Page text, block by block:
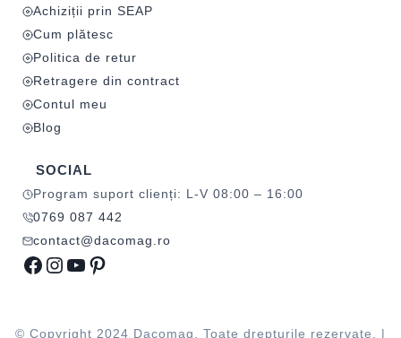
Achiziții prin SEAP
Cum plătesc
Politica de retur
Retragere din contract
Contul meu
Blog
SOCIAL
Program suport clienți: L-V 08:00 – 16:00
0769 087 442
contact@dacomag.ro
Facebook
Instagram
YouTube
Pinterest
© Copyright 2024 Dacomag. Toate drepturile rezervate. |